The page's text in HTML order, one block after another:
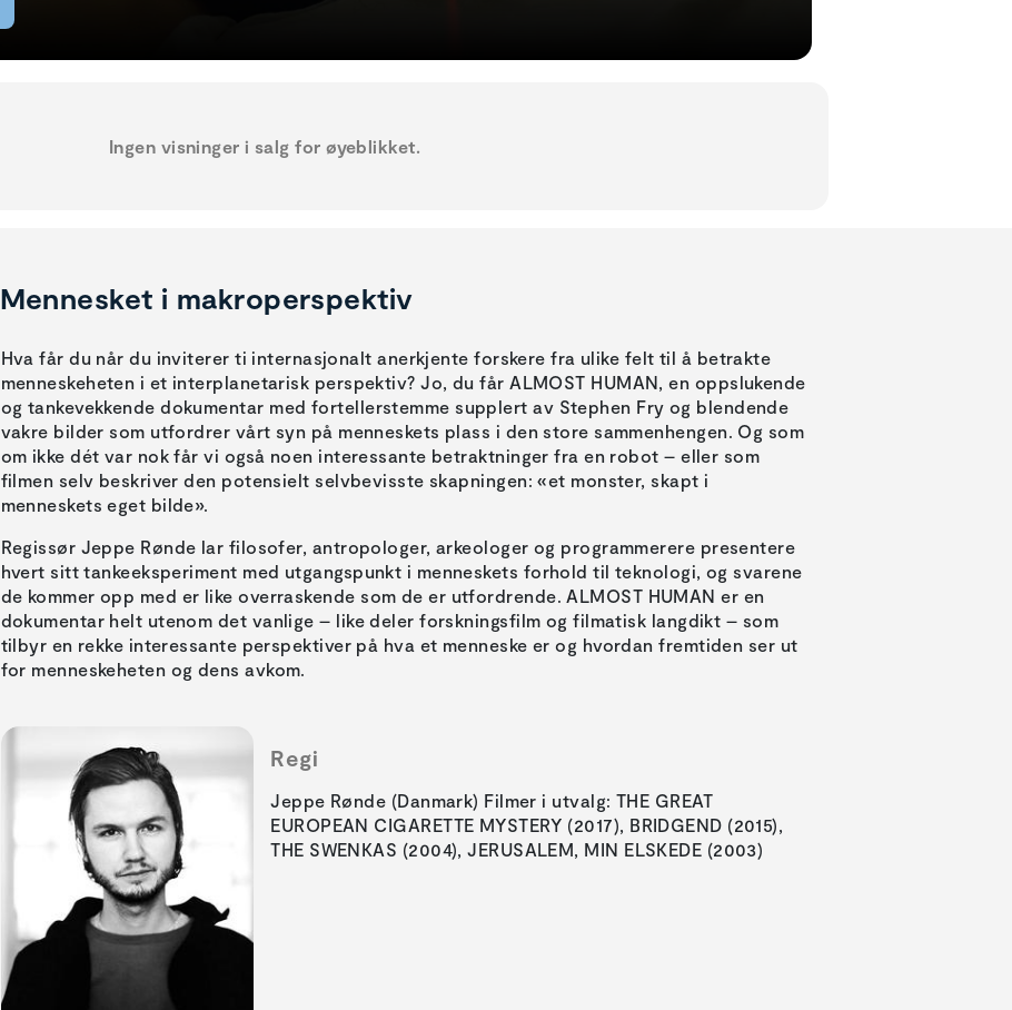
Ingen visninger i salg for øyeblikket.
Mennesket i makroperspektiv
Hva får du når du inviterer ti internasjonalt anerkjente forskere fra ulike felt til å betrakte
menneskeheten i et interplanetarisk perspektiv? Jo, du får ALMOST HUMAN, en oppslukende
og tankevekkende dokumentar med fortellerstemme supplert av Stephen Fry og blendende
vakre bilder som utfordrer vårt syn på menneskets plass i den store sammenhengen. Og som
om ikke dét var nok får vi også noen interessante betraktninger fra en robot – eller som
filmen selv beskriver den potensielt selvbevisste skapningen: «et monster, skapt i
menneskets eget bilde».
Regissør Jeppe Rønde lar filosofer, antropologer, arkeologer og programmerere presentere
hvert sitt tankeeksperiment med utgangspunkt i menneskets forhold til teknologi, og svarene
de kommer opp med er like overraskende som de er utfordrende. ALMOST HUMAN er en
dokumentar helt utenom det vanlige – like deler forskningsfilm og filmatisk langdikt – som
tilbyr en rekke interessante perspektiver på hva et menneske er og hvordan fremtiden ser ut
for menneskeheten og dens avkom.
Regi
Jeppe Rønde (Danmark) Filmer i utvalg: THE GREAT
EUROPEAN CIGARETTE MYSTERY (2017), BRIDGEND (2015),
THE SWENKAS (2004), JERUSALEM, MIN ELSKEDE (2003)